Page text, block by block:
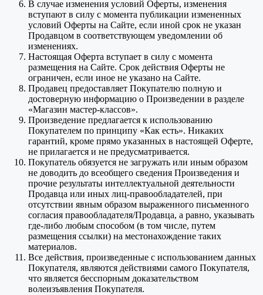
В случае изменения условий Оферты, изменения
вступают в силу с момента публикации измененных
условий Оферты на Сайте, если иной срок не указан
Продавцом в соответствующем уведомлении об
изменениях.
Настоящая Оферта вступает в силу с момента
размещения на Сайте. Срок действия Оферты не
ограничен, если иное не указано на Сайте.
Продавец предоставляет Покупателю полную и
достоверную информацию о Произведении в разделе
«Магазин мастер-классов».
Произведение предлагается к использованию
Покупателем по принципу «Как есть». Никаких
гарантий, кроме прямо указанных в настоящей Оферте,
не прилагается и не предусматривается.
Покупатель обязуется не загружать или иным образом
не доводить до всеобщего сведения Произведения и
прочие результаты интеллектуальной деятельности
Продавца или иных лиц-правообладателей, при
отсутствии явным образом выраженного письменного
согласия правообладателя/Продавца, а равно, указывать
где-либо любым способом (в том числе, путем
размещения ссылки) на местонахождение таких
материалов.
Все действия, произведенные с использованием данных
Покупателя, являются действиями самого Покупателя,
что является бесспорным доказательством
волеизъявления Покупателя.